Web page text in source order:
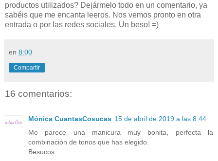
productos utilizados? Dejármelo todo en un comentario, ya
sabéis que me encanta leeros. Nos vemos pronto en otra
entrada o por las redes sociales. Un beso! =)
en 8:00
Compartir
16 comentarios:
Mónica CuantasCosucas 15 de abril de 2019 a las 8:44
Me parece una manicura muy bonita, perfecta la
combinación de tonos que has elegido.
Besucos.